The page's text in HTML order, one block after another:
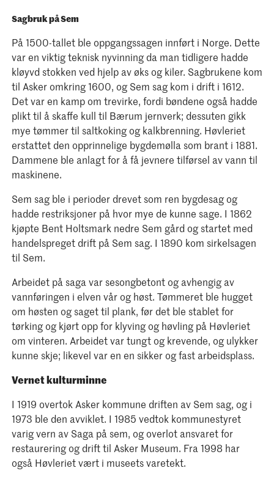
Sagbruk på Sem
På 1500-tallet ble oppgangssagen innført i Norge. Dette
var en viktig teknisk nyvinning da man tidligere hadde
kløyvd stokken ved hjelp av øks og kiler. Sagbrukene kom
til Asker omkring 1600, og Sem sag kom i drift i 1612.
Det var en kamp om trevirke, fordi bøndene også hadde
plikt til å skaffe kull til Bærum jernverk; dessuten gikk
mye tømmer til saltkoking og kalkbrenning. Høvleriet
erstattet den opprinnelige bygdemølla som brant i 1881.
Dammene ble anlagt for å få jevnere tilførsel av vann til
maskinene.
Sem sag ble i perioder drevet som ren bygdesag og
hadde restriksjoner på hvor mye de kunne sage. I 1862
kjøpte Bent Holtsmark nedre Sem gård og startet med
handelspreget drift på Sem sag. I 1890 kom sirkelsagen
til Sem.
Arbeidet på saga var sesongbetont og avhengig av
vannføringen i elven vår og høst. Tømmeret ble hugget
om høsten og saget til plank, før det ble stablet for
tørking og kjørt opp for klyving og høvling på Høvleriet
om vinteren. Arbeidet var tungt og krevende, og ulykker
kunne skje; likevel var en en sikker og fast arbeidsplass.
Vernet kulturminne
I 1919 overtok Asker kommune driften av Sem sag, og i
1973 ble den avviklet. I 1985 vedtok kommunestyret
varig vern av Saga på sem, og overlot ansvaret for
restaurering og drift til Asker Museum. Fra 1998 har
også Høvleriet vært i museets varetekt.